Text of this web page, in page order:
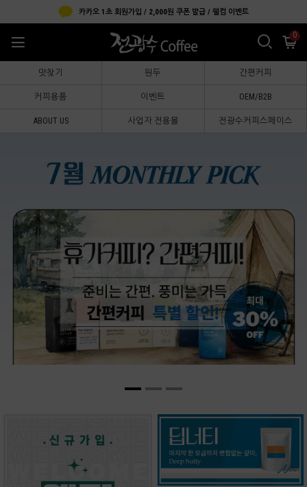
카카오 1초 회원가입 / 2,000원 쿠폰 발급 / 웰컴 이벤트
0
맛찾기 원두 간편커피
커피용품 이벤트 OEM/B2B
ABOUT US 사업자 전용몰 전광수커피스페이스